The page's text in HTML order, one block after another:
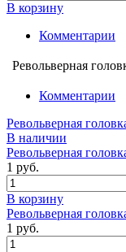
В корзину
Комментарии
Револьверная
Комментарии
Револьверная
В наличии
Револьверная
1 руб.
В корзину
Револьверная
1 руб.